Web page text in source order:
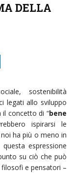
DELLA
sostenibilità
legati allo sviluppo
concetto di “bene
ispirarsi le
ha più o meno in
espressione
su ciò che può
e pensatori –